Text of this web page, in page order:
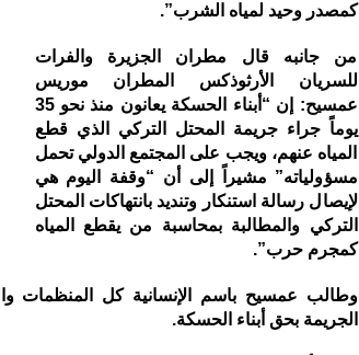
كمصدر وحيد لمياه الشرب”.
من جانبه قال مطران الجزيرة والفرات
للسريان الأرثوذكس المطران موريس
عمسيح: إن “أبناء الحسكة يعانون منذ نحو 35
يوماً جراء جريمة المحتل التركي الذي قطع
المياه عنهم، ويجب على المجتمع الدولي تحمل
مسؤولياته” مشيراً إلى أن “وقفة اليوم هي
لإيصال رسالة استنكار وتنديد بانتهاكات المحتل
التركي والمطالبة بمحاسبة من يقطع المياه
كمجرم حرب”.
وطالب عمسيح باسم الإنسانية كل المنظمات
الجريمة بحق أبناء الحسكة.